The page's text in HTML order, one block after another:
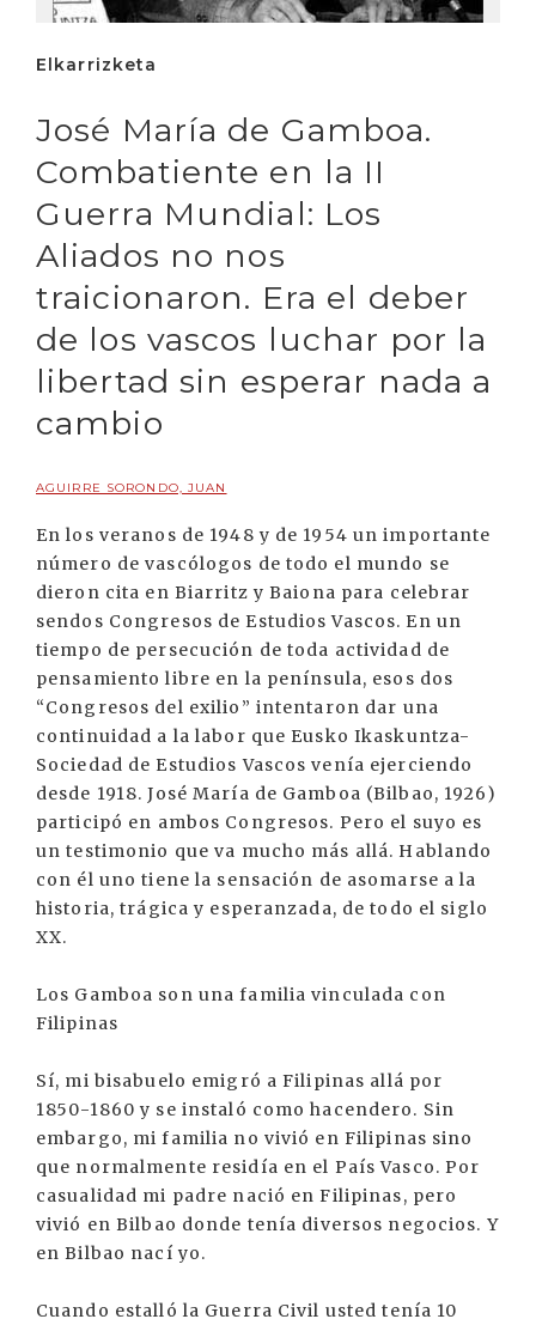
Elkarrizketa
José María de Gamboa.
Combatiente en la II
Guerra Mundial: Los
Aliados no nos
traicionaron. Era el deber
de los vascos luchar por la
libertad sin esperar nada a
cambio
AGUIRRE SORONDO, JUAN
En los veranos de 1948 y de 1954 un importante
número de vascólogos de todo el mundo se
dieron cita en Biarritz y Baiona para celebrar
sendos Congresos de Estudios Vascos. En un
tiempo de persecución de toda actividad de
pensamiento libre en la península, esos dos
“Congresos del exilio” intentaron dar una
continuidad a la labor que Eusko Ikaskuntza-
Sociedad de Estudios Vascos venía ejerciendo
desde 1918. José María de Gamboa (Bilbao, 1926)
participó en ambos Congresos. Pero el suyo es
un testimonio que va mucho más allá. Hablando
con él uno tiene la sensación de asomarse a la
historia, trágica y esperanzada, de todo el siglo
XX.
Los Gamboa son una familia vinculada con
Filipinas
Sí, mi bisabuelo emigró a Filipinas allá por
1850-1860 y se instaló como hacendero. Sin
embargo, mi familia no vivió en Filipinas sino
que normalmente residía en el País Vasco. Por
casualidad mi padre nació en Filipinas, pero
vivió en Bilbao donde tenía diversos negocios. Y
en Bilbao nací yo.
Cuando estalló la Guerra Civil usted tenía 10